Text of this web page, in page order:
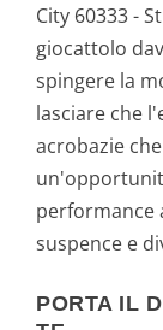
City 60333 -
giocattolo
spingere la
lasciare che
acrobazie
performance
suspence e
PORTA IL